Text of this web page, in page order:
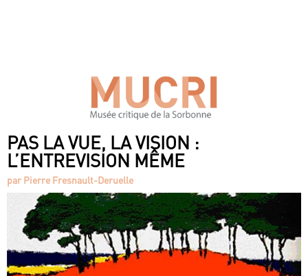
PAS LA VUE, LA VISION :
L’ENTREVISION MÊME
par Pierre Fresnault-Deruelle